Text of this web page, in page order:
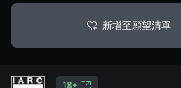
新增至願望清單
18+